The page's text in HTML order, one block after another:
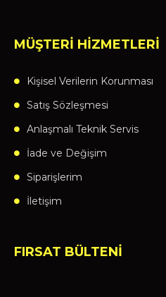
MÜŞTERİ HİZMETLERİ
Kişisel Verilerin Korunması
Satış Sözleşmesi
Anlaşmalı Teknik Servis
İade ve Değişim
Siparişlerim
İletişim
FIRSAT BÜLTENİ